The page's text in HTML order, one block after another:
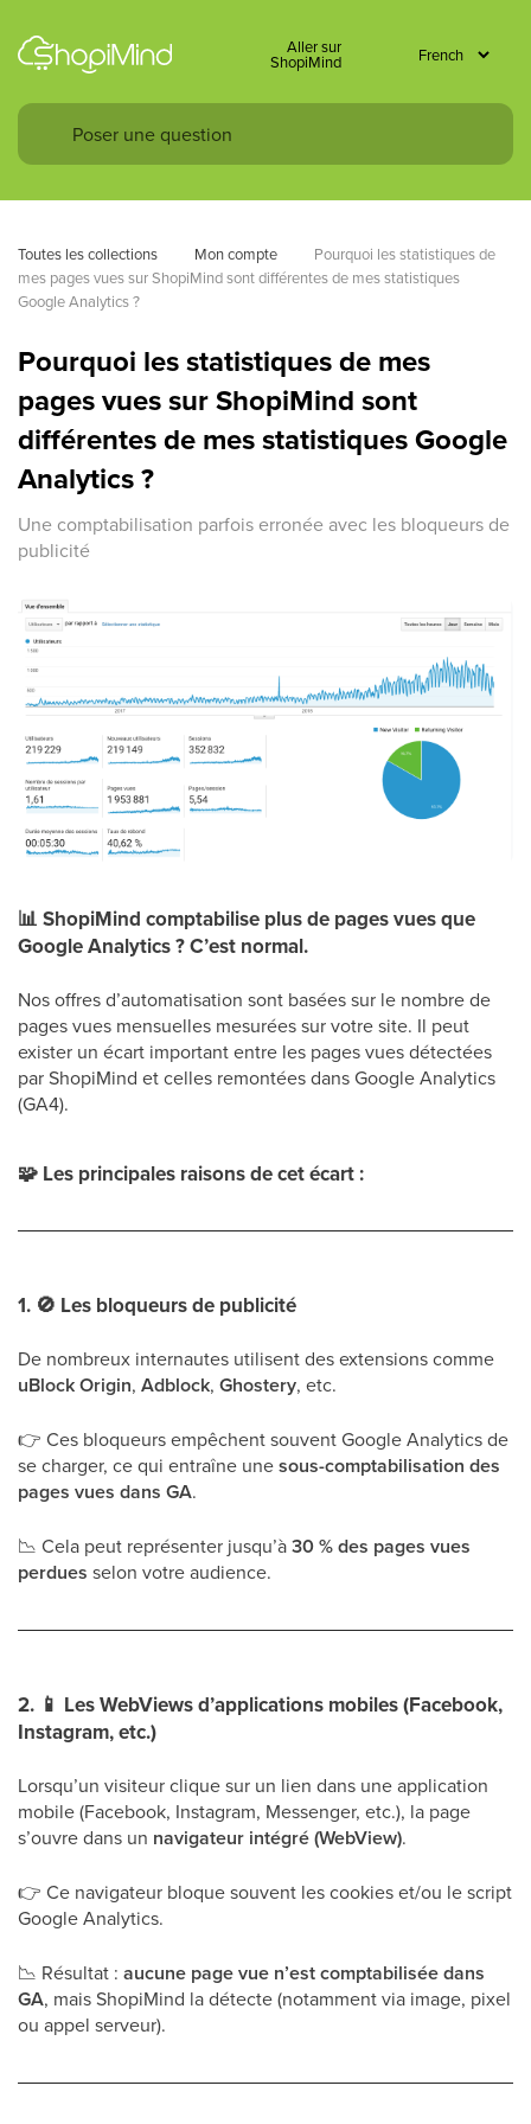
Aller sur
ShopiMind
Toutes les collections Mon compte
Pourquoi les statistiques de
mes pages vues sur ShopiMind sont différentes de mes statistiques
Google Analytics ?
Pourquoi les statistiques de mes
pages vues sur ShopiMind sont
différentes de mes statistiques Google
Analytics ?
Une comptabilisation parfois erronée avec les bloqueurs de
publicité
📊 ShopiMind comptabilise plus de pages vues que
Google Analytics ? C’est normal.
Nos offres d’automatisation sont basées sur le nombre de
pages vues mensuelles mesurées sur votre site. Il peut
exister un écart important entre les pages vues détectées
par ShopiMind et celles remontées dans Google Analytics
(GA4).
🧩 Les principales raisons de cet écart :
1. 🚫 Les bloqueurs de publicité
De nombreux internautes utilisent des extensions comme
uBlock Origin, Adblock, Ghostery, etc.
👉 Ces bloqueurs empêchent souvent Google Analytics de
se charger, ce qui entraîne unesous-comptabilisation des
pages vues dans GA.
📉 Cela peut représenter jusqu’à30 % des pages vues
perdues selon votre audience.
2. 📱 Les WebViews d’applications mobiles (Facebook,
Instagram, etc.)
Lorsqu’un visiteur clique sur un lien dans une application
mobile (Facebook, Instagram, Messenger, etc.), la page
s’ouvre dans un navigateur intégré (WebView).
👉 Ce navigateur bloque souvent les cookies et/ou le script
Google Analytics.
📉 Résultat : aucune page vue n’est comptabilisée dans
GA, mais ShopiMind la détecte (notamment via image, pixel
ou appel serveur).